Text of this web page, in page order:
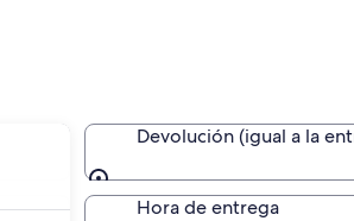
Devolución (igual a la
Devolución (igual a la
Hora de entrega